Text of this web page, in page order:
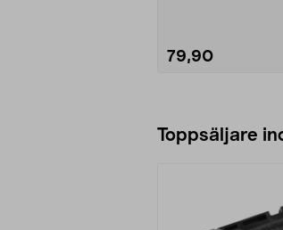
79,90
Toppsäljare